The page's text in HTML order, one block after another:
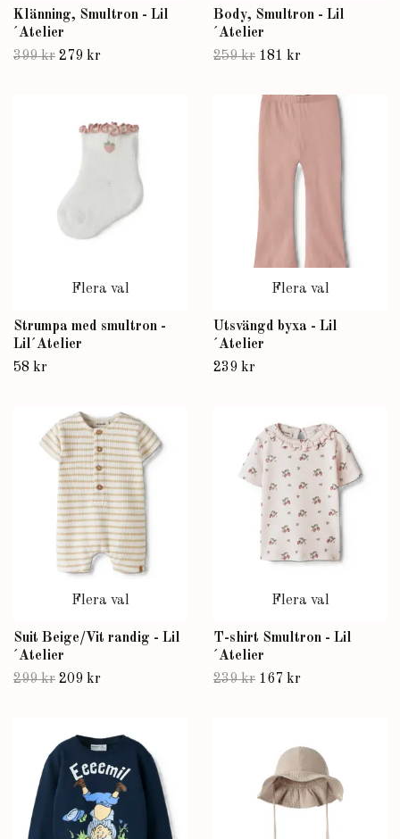
Klänning, Smultron - Lil
´Atelier
399 kr 279 kr
Body, Smultron - Lil
´Atelier
259 kr 181 kr
Flera val
Strumpa med smultron -
Lil´Atelier
58 kr
Flera val
Utsvängd byxa - Lil
´Atelier
239 kr
Flera val
Suit Beige/Vit randig - Lil
´Atelier
299 kr 209 kr
Flera val
T-shirt Smultron - Lil
´Atelier
239 kr 167 kr